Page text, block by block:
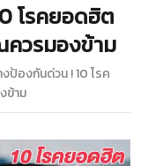
โรคยอดฮิต
วรมองข้าม
งป้องกันด่วน ! 10 โรค
ข้าม